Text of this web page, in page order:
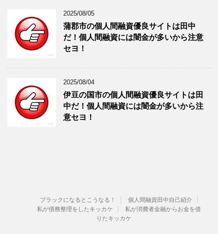
2025/08/05
蒲郡市の個人間融資優良サイトは田中
だ！個人間融資には闇金が多いから注意
セヨ！
2025/08/04
伊豆の国市の個人間融資優良サイトは田
中だ！個人間融資には闇金が多いから注
意セヨ！
ブラックになるとこうなる！
個人間融資田中自己紹介
私が債務整理をしたキッカケ
私が消費者金融からお金を借
りたキッカケ